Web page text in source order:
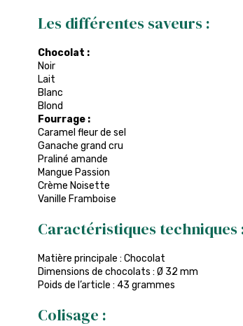
Les différentes saveurs :
Chocolat :
Noir
Lait
Blanc
Blond
Fourrage :
Caramel fleur de sel
Ganache grand cru
Praliné amande
Mangue Passion
Crème Noisette
Vanille Framboise
Caractéristiques techniques
Matière principale : Chocolat
Dimensions de chocolats : Ø 32 mm
Poids de l’article : 43 grammes
Colisage :